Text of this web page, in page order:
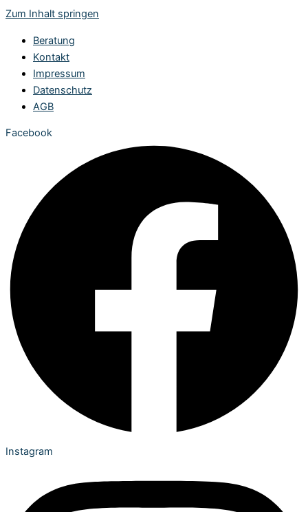
Zum Inhalt springen
Beratung
Kontakt
Impressum
Datenschutz
AGB
Facebook
Instagram